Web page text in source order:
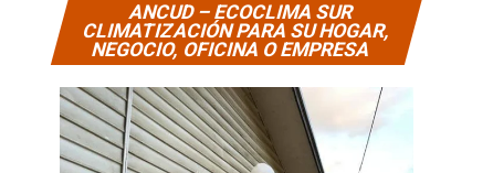
ANCUD – ECOCLIMA SUR
CLIMATIZACIÓN PARA SU HOGAR,
NEGOCIO, OFICINA O EMPRESA